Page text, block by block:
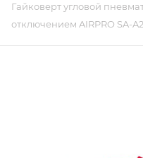
Гайковерт угловой
отключением AIRPRO SA-